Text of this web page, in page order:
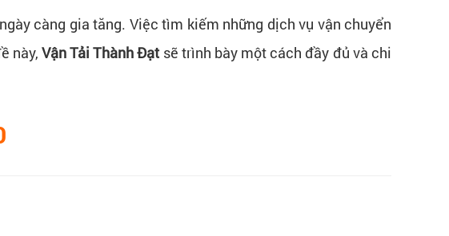
càng gia tăng. Việc tìm kiếm những dịch vụ vận chuyển
này, Vận Tải Thành Đạt sẽ trình bày một cách đầy đủ và chi